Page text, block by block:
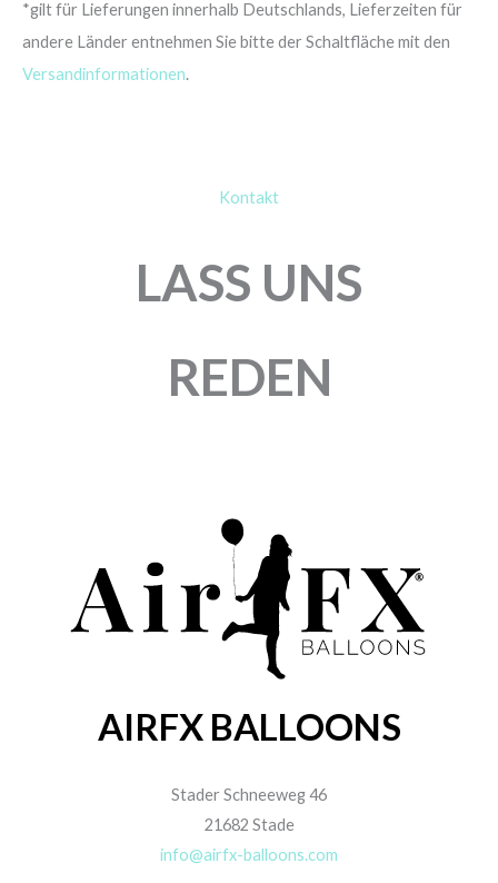
*gilt für Lieferungen innerhalb Deutschlands, Lieferzeiten für
andere Länder entnehmen Sie bitte der Schaltfläche mit den
Versandinformationen.
Kontakt
LASS UNS
REDEN
AIRFX BALLOONS
Stader Schneeweg 46
21682 Stade
info@airfx-balloons.com